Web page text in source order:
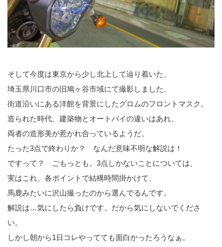
そして今度は東京から少し北上して辿り着いた、
埼玉県川口市の旧鳩ヶ谷市域にて撮影しました、
街道沿いにある洋館を背景にしたグロムのフロントマスク。
造られた時代、建築物とオートバイの違いはあれ、
両者の造形美が惹かれ合っているようだ。
たった3点で終わりか？ なんだ意味不明な解説は！
ですって？ ごもっとも。3点しかないことについては、
実はこれ、各ポイントで結構時間掛かけて、
馬鹿みたいに沢山撮ったのから選んでるんです。
解説は…気にしたら負けです。だから気にしないでくださ
い。
しかし朝から1日コレやってても面白かったろうなぁ。